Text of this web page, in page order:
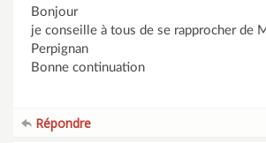
Bonjour
je conseille à tous de se rapprocher de
Perpignan
Bonne continuation
Répondre